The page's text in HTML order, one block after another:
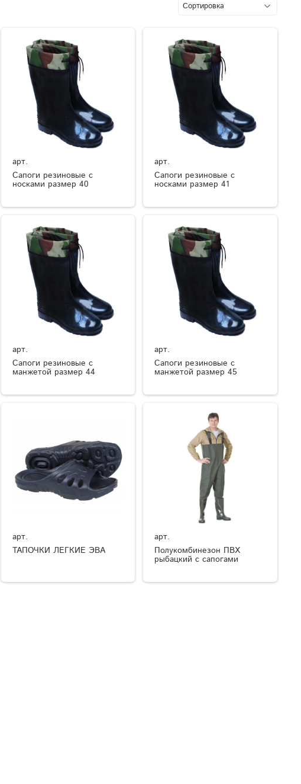
арт.
Сапоги резиновые с
носками размер 40
арт.
Сапоги резиновые с
носками размер 41
арт.
Сапоги резиновые с
манжетой размер 44
арт.
Сапоги резиновые с
манжетой размер 45
арт.
ТАПОЧКИ ЛЕГКИЕ ЭВА
арт.
Полукомбинезон ПВХ
рыбацкий с сапогами